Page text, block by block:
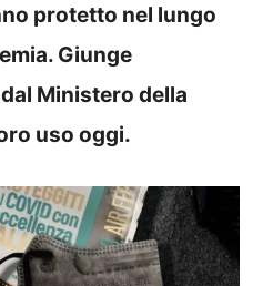
protetto nel lungo
Giunge
Ministero della
uso oggi.